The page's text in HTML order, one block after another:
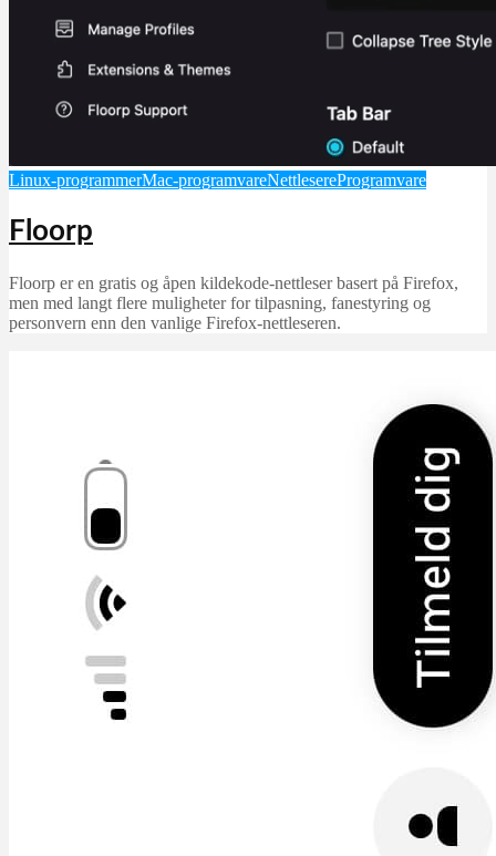
Linux-programmerMac-programvareNettlesereProgramvare
Floorp
Floorp er en gratis og åpen kildekode-nettleser basert på Firefox,
men med langt flere muligheter for tilpasning, fanestyring og
personvern enn den vanlige Firefox-nettleseren.